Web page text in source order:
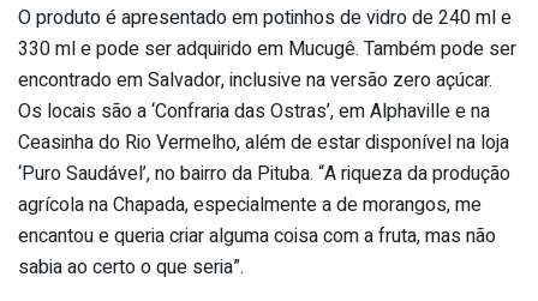
O produto é apresentado em potinhos de vidro de 240 ml e
330 ml e pode ser adquirido em Mucugê. Também pode ser
encontrado em Salvador, inclusive na versão zero açúcar.
Os locais são a ‘Confraria das Ostras’, em Alphaville e na
Ceasinha do Rio Vermelho, além de estar disponível na loja
‘Puro Saudável’, no bairro da Pituba. “A riqueza da produção
agrícola na Chapada, especialmente a de morangos, me
encantou e queria criar alguma coisa com a fruta, mas não
sabia ao certo o que seria”.